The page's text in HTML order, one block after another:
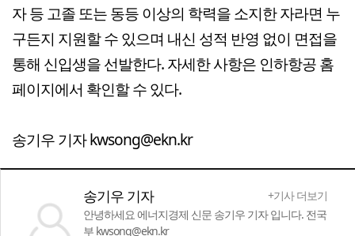
자 등 고졸 또는 동등 이상의 학력을 소지한 자라면 누
구든지 지원할 수 있으며 내신 성적 반영 없이 면접을
통해 신입생을 선발한다. 자세한 사항은 인하항공 홈
페이지에서 확인할 수 있다.
송기우 기자 kwsong@ekn.kr
송기우 기자
+기사 더보기
안녕하세요 에너지경제 신문 송기우 기자 입니다. 전국
부 kwsong@ekn.kr